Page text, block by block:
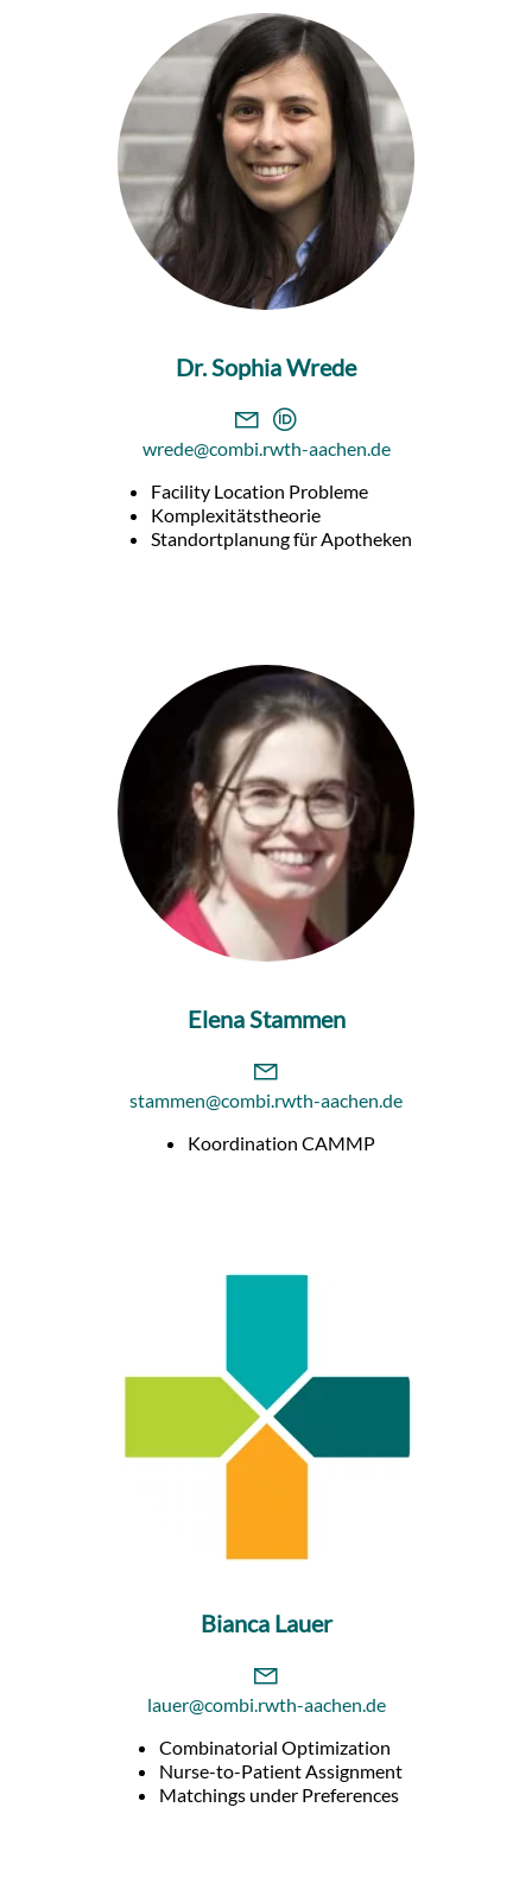
Dr. Sophia Wrede
wrede@combi.rwth-aachen.de
Facility Location Probleme
Komplexitätstheorie
Standortplanung für Apotheken
Elena Stammen
stammen@combi.rwth-aachen.de
Koordination CAMMP
Bianca Lauer
lauer@combi.rwth-aachen.de
Combinatorial Optimization
Nurse-to-Patient Assignment
Matchings under Preferences